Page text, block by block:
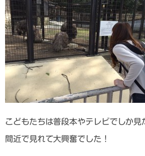
こどもたちは普段本やテレビでしか見
間近で見れて大興奮でした！